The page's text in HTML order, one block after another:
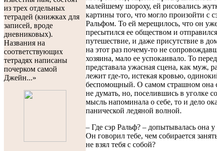
из трех отдельных
тетрадей (книжках для
записей, вроде
дневниковых).
Названия на
соответствующих
тетрадях написаны
почерком самой
Джейн...»
малейшему шороху, ей рисовались
картины того, что могло произойти с
Ральфом. То ей мерещилось, что он
пресытился ее обществом и
путешествие, и даже присутствие в
на этот раз почему-то не
хозяина, мало ее успокаивало. То
представала ужасная сцена, как муж,
лежит где-то, истекая кровью,
беспомощный. О самом страшном она
не думать, но, поселившись в уголке
мысль напоминала о себе, то и дело
панической ледяной волной.
– Где сэр Ральф? – допытывалась она у
Он говорил тебе, чем собирается
не взял тебя с собой?